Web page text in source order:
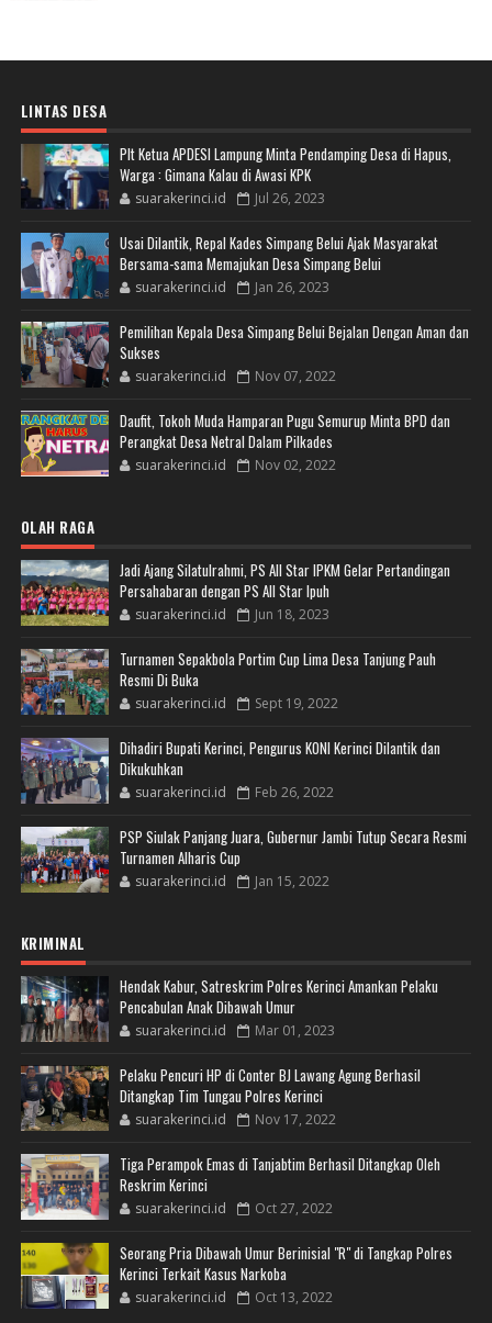
LINTAS DESA
Plt Ketua APDESI Lampung Minta Pendamping Desa di Hapus,
Warga : Gimana Kalau di Awasi KPK
suarakerinci.id Jul 26, 2023
Usai Dilantik, Repal Kades Simpang Belui Ajak Masyarakat
Bersama-sama Memajukan Desa Simpang Belui
suarakerinci.id Jan 26, 2023
Pemilihan Kepala Desa Simpang Belui Bejalan Dengan Aman dan
Sukses
suarakerinci.id Nov 07, 2022
Daufit, Tokoh Muda Hamparan Pugu Semurup Minta BPD dan
Perangkat Desa Netral Dalam Pilkades
suarakerinci.id Nov 02, 2022
OLAH RAGA
Jadi Ajang Silatulrahmi, PS All Star IPKM Gelar Pertandingan
Persahabaran dengan PS All Star Ipuh
suarakerinci.id Jun 18, 2023
Turnamen Sepakbola Portim Cup Lima Desa Tanjung Pauh
Resmi Di Buka
suarakerinci.id Sept 19, 2022
Dihadiri Bupati Kerinci, Pengurus KONI Kerinci Dilantik dan
Dikukuhkan
suarakerinci.id Feb 26, 2022
PSP Siulak Panjang Juara, Gubernur Jambi Tutup Secara Resmi
Turnamen Alharis Cup
suarakerinci.id Jan 15, 2022
KRIMINAL
Hendak Kabur, Satreskrim Polres Kerinci Amankan Pelaku
Pencabulan Anak Dibawah Umur
suarakerinci.id Mar 01, 2023
Pelaku Pencuri HP di Conter BJ Lawang Agung Berhasil
Ditangkap Tim Tungau Polres Kerinci
suarakerinci.id Nov 17, 2022
Tiga Perampok Emas di Tanjabtim Berhasil Ditangkap Oleh
Reskrim Kerinci
suarakerinci.id Oct 27, 2022
Seorang Pria Dibawah Umur Berinisial "R" di Tangkap Polres
Kerinci Terkait Kasus Narkoba
suarakerinci.id Oct 13, 2022